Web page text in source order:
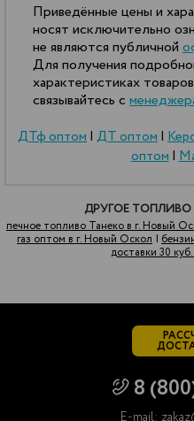
Приведённые цены и
носят исключительно
не являются публичной
Для получения
характеристиках
связывайтесь с
ДТф оптом| ДТ оптом|
оптом|
ДРУГОЕ
печное топливо Танеко в г. Новый
газ оптом в г. Новый Оскол |
доставки 30
8
E-mail: